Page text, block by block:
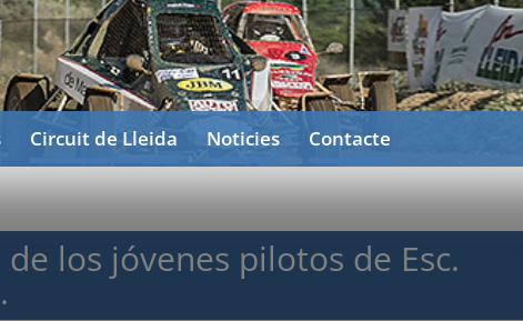
Circuit de Lleida Noticies Contacte
los jóvenes pilotos de Esc.